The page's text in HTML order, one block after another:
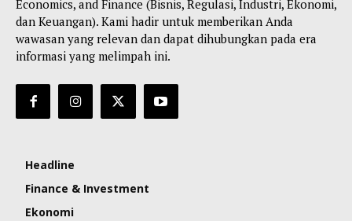
Economics, and Finance (Bisnis, Regulasi, Industri, Ekonomi,
dan Keuangan). Kami hadir untuk memberikan Anda
wawasan yang relevan dan dapat dihubungkan pada era
informasi yang melimpah ini.
Headline
Finance & Investment
Ekonomi